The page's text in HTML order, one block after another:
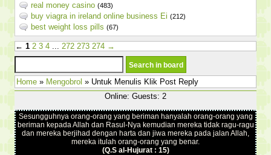
real money casino (483)
buy viagra in ireland online business Ei (212)
best weight loss pills (67)
← 1 2 3 4 ... 272 273 274 →
Home » Mengobrol » Untuk Menulis Klik Post Reply
Online: Guests: 2
Sesungguhnya orang-orang yang beriman hanyalah orang-orang yang
beriman kepada Allah dan Rasul-Nya kemudian mereka tidak ragu-ragu
dan mereka berjihad dengan harta dan jiwa mereka pada jalan Allah,
mereka itulah orang-orang yang benar.
(Q.S al-Hujurat : 15)